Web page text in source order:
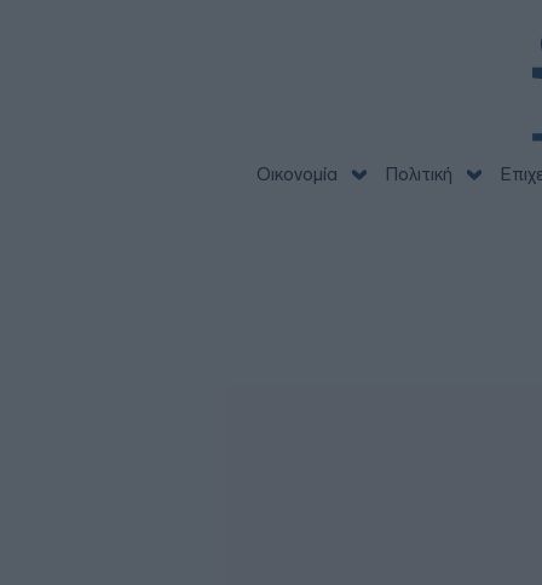
Οικονομία Πολιτική